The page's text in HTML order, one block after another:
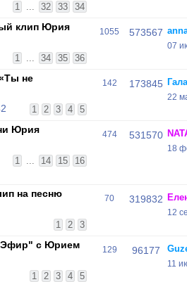
1 ... 32 33 34
клип Юрия
1 ... 34 35 36
1055 573567
07
не
1 2 3 4 5
142 173845
22
Юрия
1 ... 14 15 16
474 531570
18
на песню
1 2 3
70 319832
12
Эфир" с Юрием
1 2 3 4 5
129 96177
11